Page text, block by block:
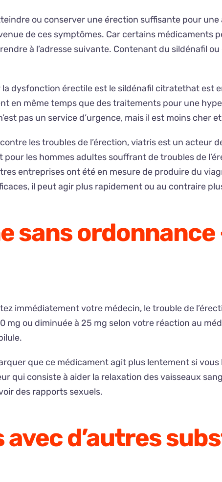
ou conserver une érection suffisante pour
de ces symptômes. Car certains médicaments
à l’adresse suivante. Contenant du sildénafil
dysfonction érectile est le sildénafil citratethat est
en même temps que des traitements pour une
pas un service d’urgence, mais il est moins cher
les troubles de l’érection, viatris est un acteur
les hommes adultes souffrant de troubles de
entreprises ont été en mesure de produire du
il peut agir plus rapidement ou au contraire
sans
immédiatement votre médecin, le trouble de
mg ou diminuée à 25 mg selon votre réaction au
que ce médicament agit plus lentement si
qui consiste à aider la relaxation des vaisseaux
des rapports sexuels.
d’autres